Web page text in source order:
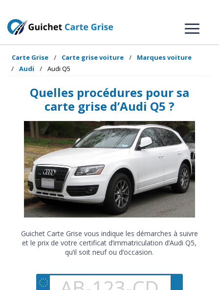
Carte Grise Carte grise voiture
Marques voiture
Audi
Audi Q5
Quelles procédures pour sa
carte grise d’Audi Q5 ?
Guichet Carte Grise vous indique les démarches à suivre
et le prix de votre certificat d’immatriculation d’Audi Q5,
qu’il soit neuf ou d’occasion.